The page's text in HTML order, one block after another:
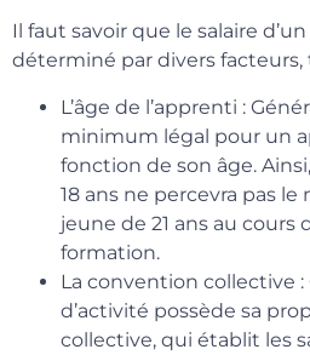
Il faut savoir que le salaire
déterminé par divers facteurs,
L’âge de l’apprenti :
minimum légal pour un
fonction de son âge.
18 ans ne percevra pas le
jeune de 21 ans au cours
formation.
La convention collective
d’activité possède sa
collective, qui établit les